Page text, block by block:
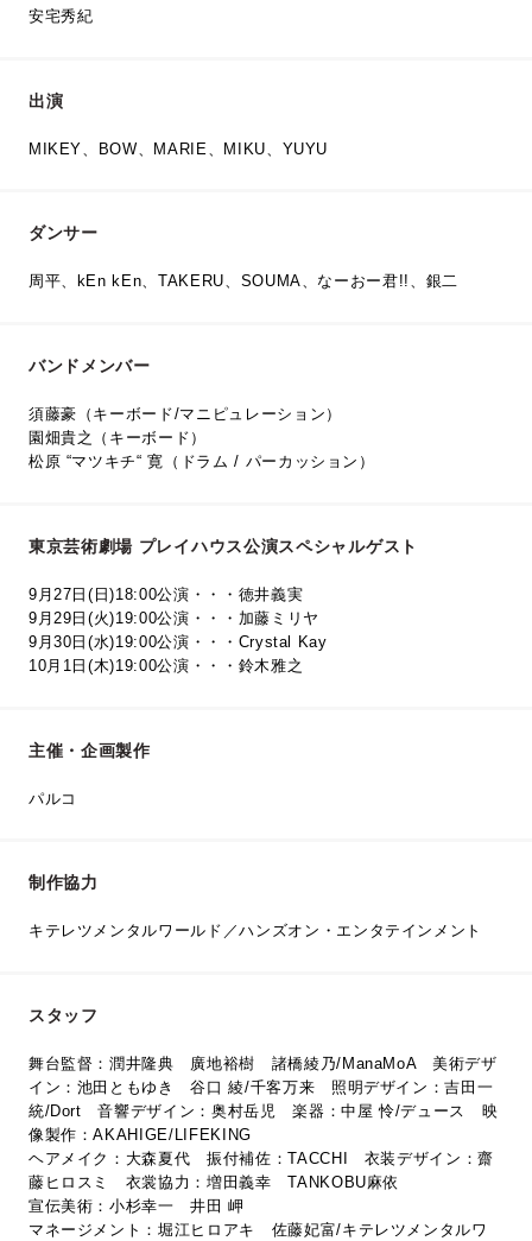
安宅秀紀
出演
MIKEY、BOW、MARIE、MIKU、YUYU
ダンサー
周平、kEn kEn、TAKERU、SOUMA、なーおー君!!、銀二
バンドメンバー
須藤豪（キーボード/マニピュレーション）
園畑貴之（キーボード）
松原 “マツキチ“ 寛（ドラム / パーカッション）
東京芸術劇場 プレイハウス公演スペシャルゲスト
9月27日(日)18:00公演・・・徳井義実
9月29日(火)19:00公演・・・加藤ミリヤ
9月30日(水)19:00公演・・・Crystal Kay
10月1日(木)19:00公演・・・鈴木雅之
主催・企画製作
パルコ
制作協力
キテレツメンタルワールド／ハンズオン・エンタテインメント
スタッフ
舞台監督：潤井隆典 廣地裕樹 諸橋綾乃/ManaMoA 美術デザ
イン：池田ともゆき 谷口 綾/千客万来 照明デザイン：吉田一
統/Dort 音響デザイン：奥村岳児 楽器：中屋 怜/デュース 映
像製作：AKAHIGE/LIFEKING
ヘアメイク：大森夏代 振付補佐：TACCHI 衣装デザイン：齋
藤ヒロスミ 衣裳協力：増田義幸 TANKOBU麻依
宣伝美術：小杉幸一 井田 岬
マネージメント：堀江ヒロアキ 佐藤妃富/キテレツメンタルワ